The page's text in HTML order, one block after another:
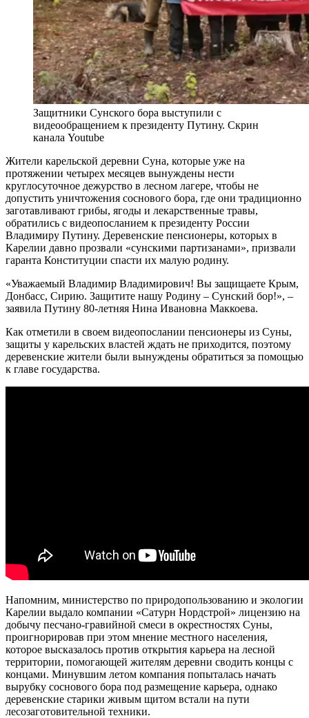
Защитники Сунского бора выступили с
видеообращением к президенту Путину. Скрин
канала Youtube
Жители карельской деревни Суна, которые уже на
протяжении четырех месяцев вынуждены нести
круглосуточное дежурство в лесном лагере, чтобы не
допустить уничтожения соснового бора, где они традиционно
заготавливают грибы, ягоды и лекарственные травы,
обратились с видеопосланием к президенту России
Владимиру Путину. Деревенские пенсионеры, которых в
Карелии давно прозвали «сунскими партизанами», призвали
гаранта Конституции спасти их малую родину.
«Уважаемый Владимир Владимирович! Вы защищаете Крым,
Донбасс, Сирию. Защитите нашу Родину – Сунский бор!», –
заявила Путину 80-летняя Нина Ивановна Маккоева.
Как отметили в своем видеопослании пенсионеры из Суны,
защиты у карельских властей ждать не приходится, поэтому
деревенские жители были вынуждены обратиться за помощью
к главе государства.
Напомним, министерство по природопользованию и экологии
Карелии выдало компании «Сатурн Нордстрой» лицензию на
добычу песчано-гравийной смеси в окрестностях Суны,
проигнорировав при этом мнение местного населения,
которое высказалось против открытия карьера на лесной
территории, помогающей жителям деревни сводить концы с
концами. Минувшим летом компания попыталась начать
вырубку соснового бора под размещение карьера, однако
деревенские старики живым щитом встали на пути
лесозаготовительной техники.